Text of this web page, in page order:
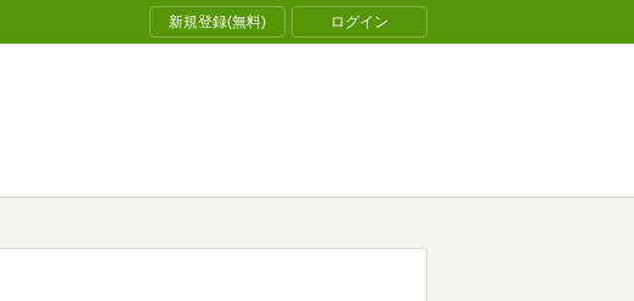
新規登録(無料) ログイン